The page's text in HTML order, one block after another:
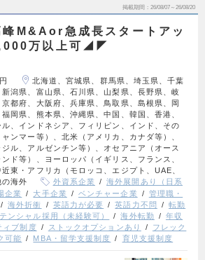
掲載期間 26/08/07～26/08/20
M&Aor急成長スタートアッ
万以上可◢◤
北海道、宮城県、群馬県、埼玉県、千葉
潟県、富山県、石川県、山梨県、長野県、岐
都府、大阪府、兵庫県、鳥取県、島根県、岡
岡県、熊本県、沖縄県、中国、韓国、香港、
、インドネシア、フィリピン、インド、その
ンマー等）、北米（アメリカ、カナダ等）、
ル、アルゼンチン等）、オセアニア（オース
ド等）、ヨーロッパ（イギリス、フランス、
東・アフリカ（モロッコ、エジプト、UAE、
海外
外資系企業
海外展開あり（日系
企業 大手企業 ベンチャー企業
管理職・
海外折衝 英語力が必要 英語力不問
転勤
ンシャル採用（未経験可） 海外転勤
年収
ィブ制度 ストックオプションあり
フレック
可能 MBA・留学支援制度 育児支援制度